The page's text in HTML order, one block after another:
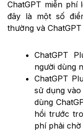
ChatGPT miễn phí
đây là một số
thường và ChatGPT
ChatGPT
người dùng
ChatGPT
sử dụng
dùng
hồi trước
phí phải